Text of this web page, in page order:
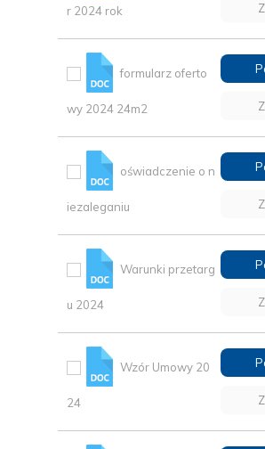
r 2024 rok
formularz oferto
wy 2024 24m2
oświadczenie o n
iezaleganiu
Warunki przetarg
u 2024
Wzór Umowy 20
24